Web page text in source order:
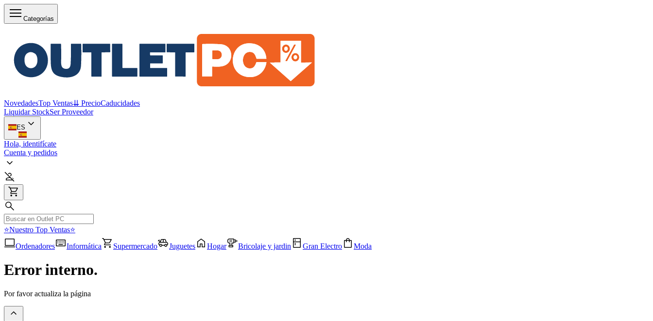
Categorías
NovedadesTop Ventas⇊ PrecioCaducidades
Liquidar StockSer Proveedor
ES
Hola, identifícate
Cuenta y pedidos
⭐Nuestro Top Ventas⭐
Ordenadores
Informática Supermercado Juguetes Hogar Bricolaje y jardin Gran Electro Moda
Error interno.
Por favor actualiza la página